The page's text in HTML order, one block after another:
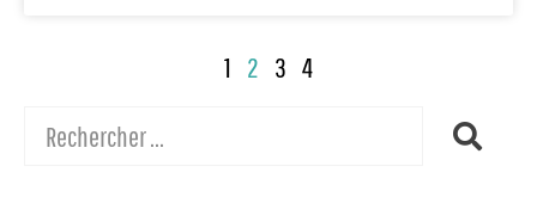
1 2 3 4